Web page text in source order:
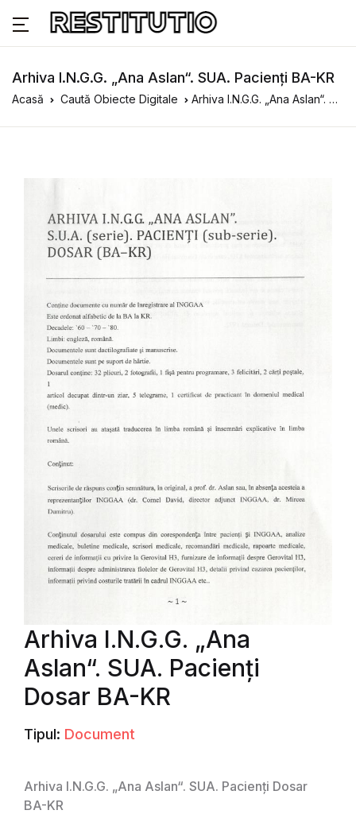
Arhiva I.N.G.G. „Ana Aslan“. SUA. Pacienți BA-KR
Acasă Caută Obiecte Digitale Arhiva I.N.G.G. „Ana Aslan“. SUA. Pacienți BA-KR
Arhiva I.N.G.G. „Ana
Aslan“. SUA. Pacienți
Dosar BA-KR
Tipul: Document
Arhiva I.N.G.G. „Ana Aslan“. SUA. Pacienți Dosar
BA-KR